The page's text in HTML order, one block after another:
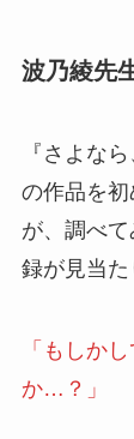
波乃綾先
『さよな
の作品を
が、調べ
録が見当た
「もしか
か…？」